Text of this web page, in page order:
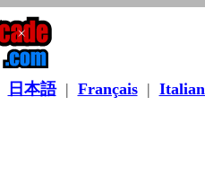
日本語| Français|